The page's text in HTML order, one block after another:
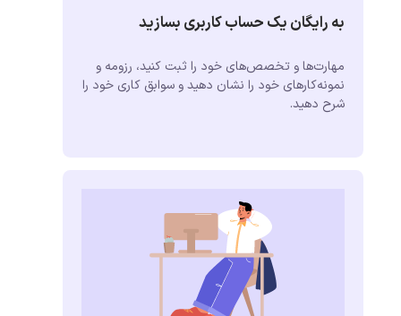
به رایگان یک حساب کاربری بسازید
مهارت‌ها و تخصص‌های خود را ثبت کنید، رزومه و
نمونه‌کارهای خود را نشان دهید و سوابق کاری خود را
شرح دهید.